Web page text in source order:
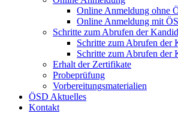
Online Anmeldung ohne
Online Anmeldung mit
Schritte zum Abrufen der
Schritte zum Abrufen der
Schritte zum Abrufen der
Erhalt der Zertifikate
Probeprüfung
Vorbereitungsmaterialien
ÖSD Aktuelles
Kontakt